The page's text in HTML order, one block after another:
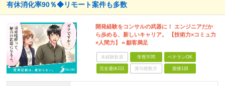
有休消化率90％◆リモート案件も多数
開発経験をコンサルの武器に！ エンジニアだか
ら歩める、新しいキャリア。 【技術力×コミュ力
×人間力】＝顧客満足
未経験歓迎 学歴不問 ベテランOK
完全週休2日 賞与複数月 面接1回